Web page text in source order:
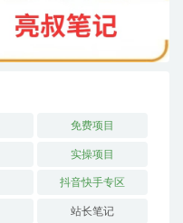
免费项目
实操项目
抖音快手专区
站长笔记